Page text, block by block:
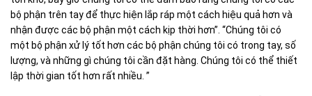
bộ phận trên tay để thực hiện lắp ráp một cách hiệu quả hơn và
nhận được các bộ phận một cách kịp thời hơn”. “Chúng tôi có
một bộ phận xử lý tốt hơn các bộ phận chúng tôi có trong tay, số
lượng, và những gì chúng tôi cần đặt hàng. Chúng tôi có thể thiết
lập thời gian tốt hơn rất nhiều. ”